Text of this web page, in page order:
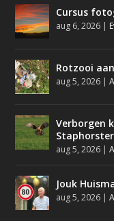
Cursus
aug 6, 2026
Rotzooi
aug 5, 2026 |
Verborgen
aug 5, 2026 |
Jouk
aug 5, 2026 |